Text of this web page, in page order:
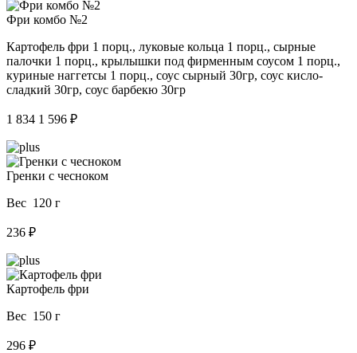
Фри комбо №2
Картофель фри 1 порц., луковые кольца 1 порц., сырные
палочки 1 порц., крылышки под фирменным соусом 1 порц.,
куриные наггетсы 1 порц., соус сырный 30гр, соус кисло-
сладкий 30гр, соус барбекю 30гр
1 834 1 596 ₽
Гренки с чесноком
Вес 120 г
236 ₽
Картофель фри
Вес 150 г
296 ₽